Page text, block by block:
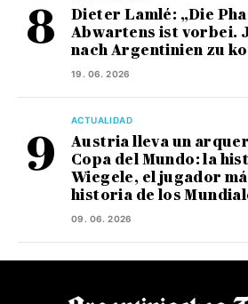
Dieter Lamlé: „Die
Abwartens ist vorbei.
nach Argentinien zu
19. 06. 2026
ACTUALIDAD
Austria lleva un
Copa del Mundo: la
Wiegele, el jugador
historia de los
09. 06. 2026